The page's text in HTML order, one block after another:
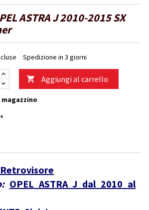
ASTRA J 2010-2015 SX
Spedizione in 3 giorni
 Aggiungi al carrello
Retrovisore
OPEL ASTRA J dal 2010 al